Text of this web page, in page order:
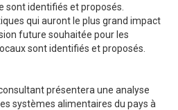
sont identifiés et proposés.
qui auront le plus grand impact
future souhaitée pour les
sont identifiés et proposés.
présentera une analyse
systèmes alimentaires du pays à